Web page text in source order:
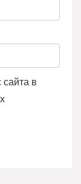
в